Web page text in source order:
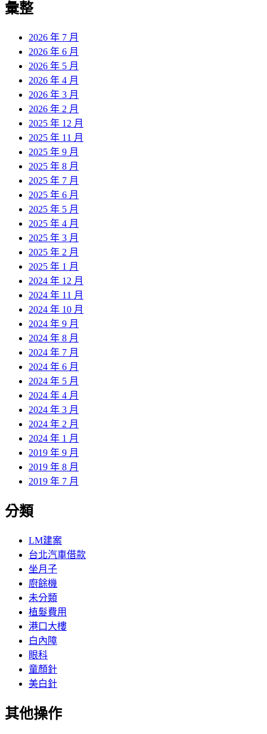
彙整
2026 年 7 月
2026 年 6 月
2026 年 5 月
2026 年 4 月
2026 年 3 月
2026 年 2 月
2025 年 12 月
2025 年 11 月
2025 年 9 月
2025 年 8 月
2025 年 7 月
2025 年 6 月
2025 年 5 月
2025 年 4 月
2025 年 3 月
2025 年 2 月
2025 年 1 月
2024 年 12 月
2024 年 11 月
2024 年 10 月
2024 年 9 月
2024 年 8 月
2024 年 7 月
2024 年 6 月
2024 年 5 月
2024 年 4 月
2024 年 3 月
2024 年 2 月
2024 年 1 月
2019 年 9 月
2019 年 8 月
2019 年 7 月
分類
LM建案
台北汽車借款
坐月子
廚餘機
未分類
植髮費用
港口大樓
白內障
眼科
童顏針
美白針
其他操作